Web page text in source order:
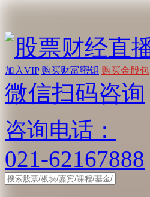
加入VIP 购买财富密钥 购买金股包
微信扫码咨询
咨询电话：
021-62167888